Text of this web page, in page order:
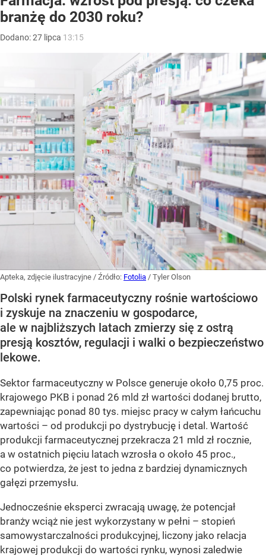
branżę do 2030 roku?
Dodano:27 lipca 13:15
Apteka, zdjęcie ilustracyjne / Źródło: Fotolia / Tyler Olson
Polski rynek farmaceutyczny rośnie wartościowo
i zyskuje na znaczeniu w gospodarce,
ale w najbliższych latach zmierzy się z ostrą
presją kosztów, regulacji i walki o bezpieczeństwo
lekowe.
Sektor farmaceutyczny w Polsce generuje około 0,75 proc.
krajowego PKB i ponad 26 mld zł wartości dodanej brutto,
zapewniając ponad 80 tys. miejsc pracy w całym łańcuchu
wartości – od produkcji po dystrybucję i detal. Wartość
produkcji farmaceutycznej przekracza 21 mld zł rocznie,
a w ostatnich pięciu latach wzrosła o około 45 proc.,
co potwierdza, że jest to jedna z bardziej dynamicznych
gałęzi przemysłu.
Jednocześnie eksperci zwracają uwagę, że potencjał
branży wciąż nie jest wykorzystany w pełni – stopień
samowystarczalności produkcyjnej, liczony jako relacja
krajowej produkcji do wartości rynku, wynosi zaledwie